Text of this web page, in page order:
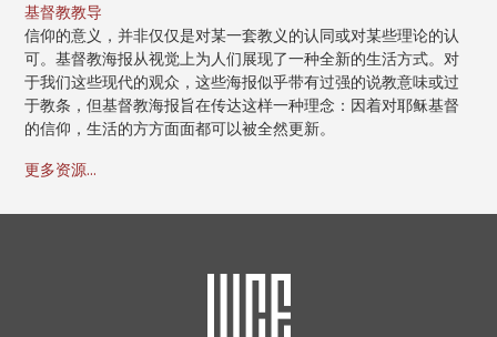
基督教教导
信仰的意义，并非仅仅是对某一套教义的认同或对某些理论的认
可。基督教海报从视觉上为人们展现了一种全新的生活方式。对
于我们这些现代的观众，这些海报似乎带有过强的说教意味或过
于教条，但基督教海报旨在传达这样一种理念：因着对耶稣基督
的信仰，生活的方方面面都可以被全然更新。
更多资源...